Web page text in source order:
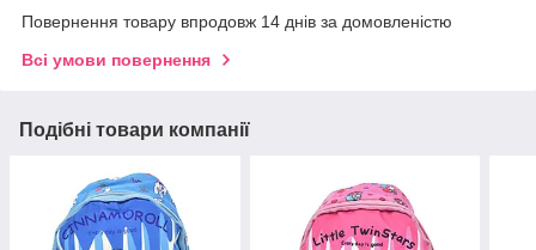
Повернення товару впродовж 14 днів за домовленістю
Всі умови повернення
Подібні товари компанії